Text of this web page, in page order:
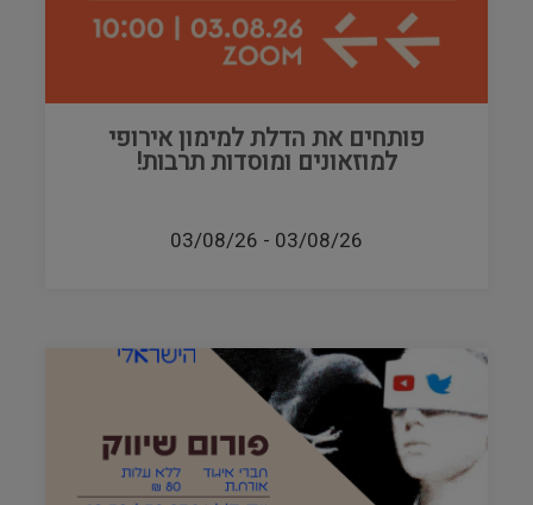
פותחים את הדלת למימון אירופי
למוזאונים ומוסדות תרבות!
03/08/26
-
03/08/26